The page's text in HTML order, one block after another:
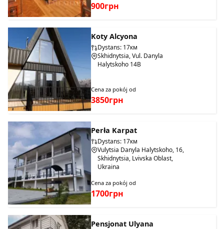
900грн
Koty Alcyona
Dystans: 17км
Skhidnytsia, Vul. Danyla
Halytskoho 14B
Cena za pokój od
3850грн
Perła Karpat
Dystans: 17км
Vulytsia Danyla Halytskoho, 16,
Skhidnytsia, Lvivska Oblast,
Ukraina
Cena za pokój od
1700грн
Pensjonat Ulyana